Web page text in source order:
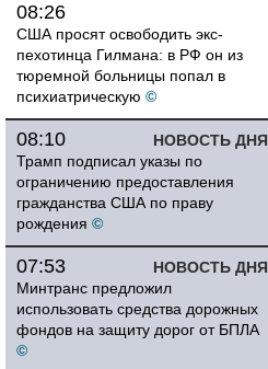
08:26
США просят освободить экс-
пехотинца Гилмана: в РФ он из
тюремной больницы попал в
психиатрическую ©
НОВОСТЬ ДНЯ
08:10
Трамп подписал указы по
ограничению предоставления
гражданства США по праву
рождения ©
НОВОСТЬ ДНЯ
07:53
Минтранс предложил
использовать средства дорожных
фондов на защиту дорог от БПЛА
©